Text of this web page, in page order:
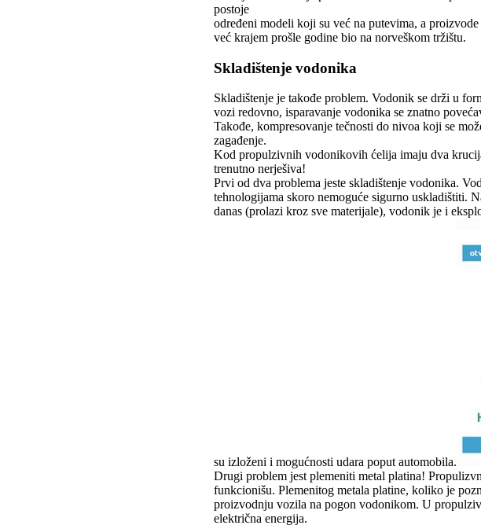
postoje
određeni modeli koji su već na putevima, a
već krajem prošle godine bio na norveškom tržištu.
Skladištenje vodonika
Skladištenje je takođe problem. Vodonik se drži u
vozi redovno, isparavanje vodonika se znatno
Takođe, kompresovanje tečnosti do nivoa koji se
zagađenje.
Kod propulzivnih vodonikovih ćelija imaju dva
trenutno nerješiva!
Prvi od dva problema jeste skladištenje vodonika.
tehnologijama skoro nemoguće sigurno uskladištiti.
danas (prolazi kroz sve materijale), vodonik je i
su izloženi i mogućnosti udara poput automobila.
Drugi problem jest plemeniti metal platina!
funkcionišu. Plemenitog metala platine, koliko je
proizvodnju vozila na pogon vodonikom. U
električna energija.